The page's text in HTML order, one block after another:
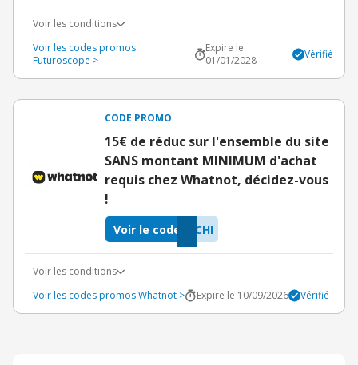
Voir les conditions
Voir les codes promos
Futuroscope >
Expire le
01/01/2028
Vérifié
CODE PROMO
15€ de réduc sur l'ensemble du site
SANS montant MINIMUM d'achat
requis chez Whatnot, décidez-vous
!
CHI
Voir le code
Voir les conditions
Voir les codes promos Whatnot >
Expire le 10/09/2026 Vérifié